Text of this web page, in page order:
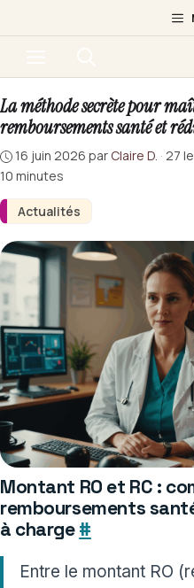
au
Actualités
La méthode secrète pour
remboursements santé et
16 juin 2026 par Claire D. · 27
10 minutes
Montant RO et RC :
remboursements
à charge#
Entre le montant RO